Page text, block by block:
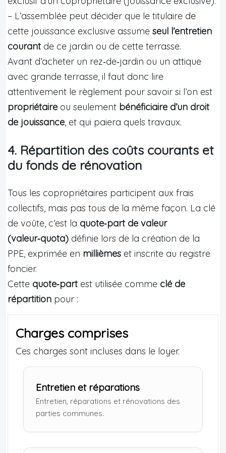
– L’assemblée peut décider que le titulaire de
cette jouissance exclusive assume seul l’entretien
courantde ce jardin ou de cette terrasse.
Avant d’acheter un rez‑de‑jardin ou un attique
avec grande terrasse, il faut donc lire
attentivement le règlement pour savoir si l’on est
propriétaire ou seulement bénéficiaire d’un droit
de jouissance, et qui paiera quels travaux.
4. Répartition des coûts courants et
du fonds de rénovation
Tous les copropriétaires participent aux frais
collectifs, mais pas tous de la même façon. La clé
de voûte, c’est la quote‑part de valeur
(valeur‑quota) définie lors de la création de la
PPE, exprimée en millièmes et inscrite au registre
foncier.
Cette quote‑partest utilisée comme clé de
répartition pour :
Charges comprises
Ces charges sont incluses dans le loyer.
Entretien et réparations
Entretien, réparations et rénovations des
parties communes.